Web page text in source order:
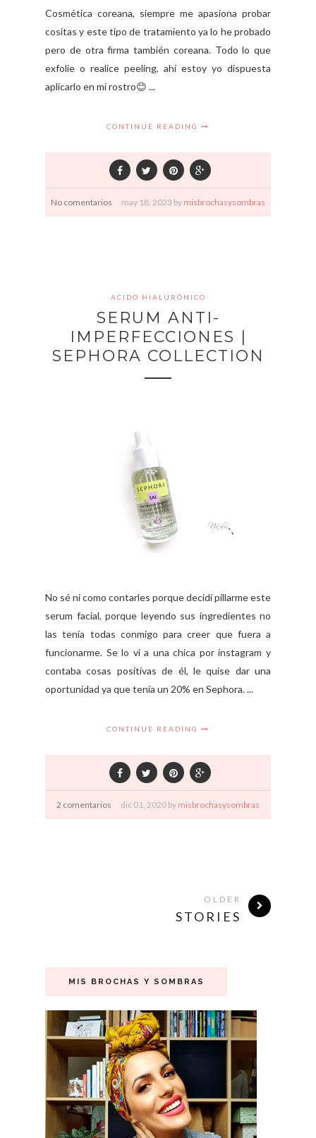
Cosmética coreana, siempre me apasiona probar
cositas y este tipo de tratamiento ya lo he probado
pero de otra firma también coreana. Todo lo que
exfolie o realice peeling, ahí estoy yo dispuesta
aplicarlo en mi rostro😊 ...
CONTINUE READING
No comentarios may 18, 2023 by misbrochasysombras
ACIDO HIALURÓNICO
SERUM ANTI-
IMPERFECCIONES |
SEPHORA COLLECTION
No sé ni como contarles porque decidí pillarme este
serum facial, porque leyendo sus ingredientes no
las tenía todas conmigo para creer que fuera a
funcionarme. Se lo vi a una chica por instagram y
contaba cosas positivas de él, le quise dar una
oportunidad ya que tenía un 20% en Sephora. ...
CONTINUE READING
2 comentarios dic 01, 2020 by misbrochasysombras
OLDER
STORIES
MIS BROCHAS Y SOMBRAS